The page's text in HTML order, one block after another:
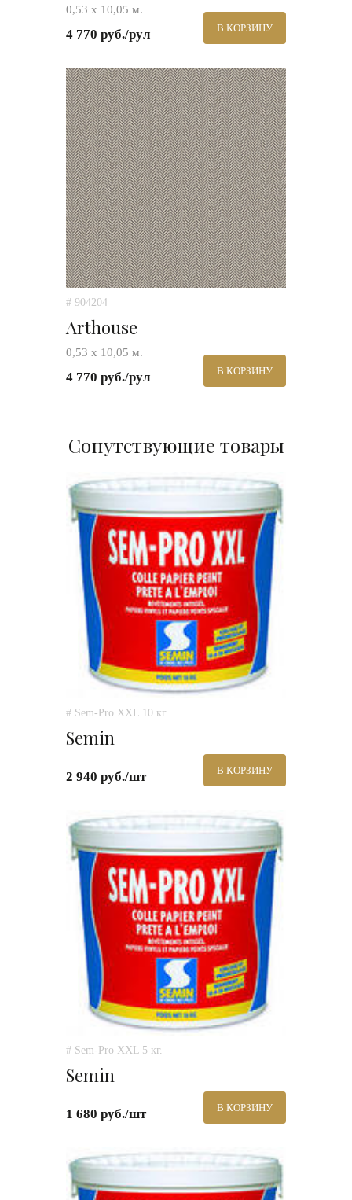
0,53 х 10,05 м.
4 770 руб./рул В КОРЗИНУ
# 904204
Arthouse
0,53 х 10,05 м.
4 770 руб./рул В КОРЗИНУ
Сопутствующие товары
# Sem-Pro XXL 10 кг
Semin
2 940 руб./шт В КОРЗИНУ
# Sem-Pro XXL 5 кг.
Semin
1 680 руб./шт В КОРЗИНУ